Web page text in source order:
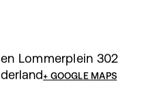
Lommerplein 302
+ GOOGLE MAPS